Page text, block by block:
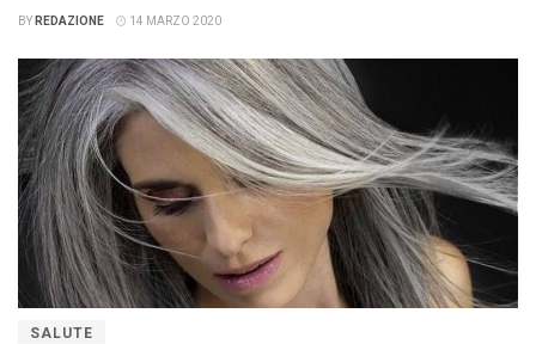
BY REDAZIONE 14 MARZO 2020
SALUTE